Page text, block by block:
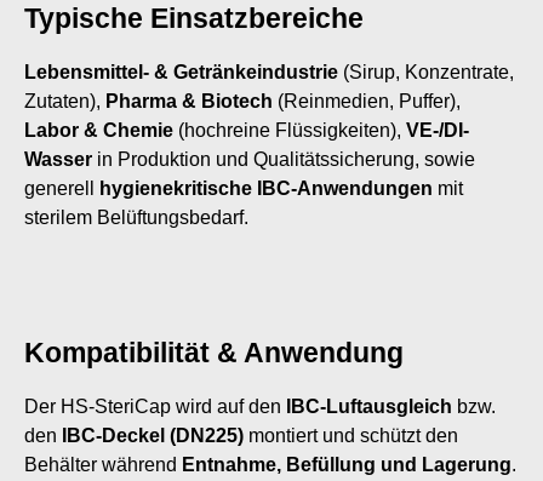
Typische Einsatzbereiche
Lebensmittel- & Getränkeindustrie (Sirup, Konzentrate,
Zutaten), Pharma & Biotech (Reinmedien, Puffer),
Labor & Chemie (hochreine Flüssigkeiten), VE-/DI-
Wasser in Produktion und Qualitätssicherung, sowie
generell
hygienekritische IBC-Anwendungen mit
sterilem Belüftungsbedarf.
Kompatibilität & Anwendung
Der HS-SteriCap wird auf den IBC-Luftausgleich bzw.
den
IBC-Deckel (DN225) montiert und schützt den
Behälter während Entnahme, Befüllung und Lagerung.